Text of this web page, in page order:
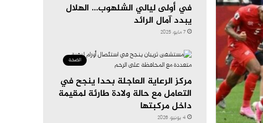
في أولى ليالي الشلهوب… الهلال
يبدد آمال الرائد
7 مايو، 2025
الصحة
مركز الرعاية العاجلة بحدا ينجح في
التعامل مع حالة ولادة طارئة لمقيمة
داخل مركبتها
4 يونيو، 2026